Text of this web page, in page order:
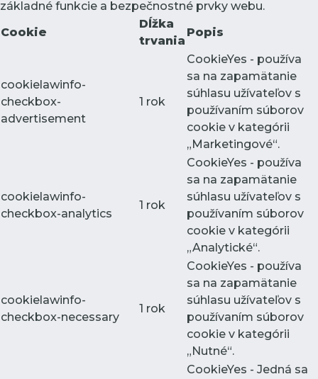
základné funkcie a bezpečnostné prvky webu.
Cookie
Dĺžka
trvania
Popis
cookielawinfo-
checkbox-
advertisement
1 rok
CookieYes - používa
sa na zapamätanie
súhlasu užívateľov s
používaním súborov
cookie v kategórii
„Marketingové“.
cookielawinfo-
checkbox-analytics
1 rok
CookieYes - používa
sa na zapamätanie
súhlasu užívateľov s
používaním súborov
cookie v kategórii
„Analytické“.
cookielawinfo-
checkbox-necessary
1 rok
CookieYes - používa
sa na zapamätanie
súhlasu užívateľov s
používaním súborov
cookie v kategórii
„Nutné“.
CookieYes - Jedná sa